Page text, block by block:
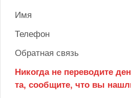
Имя
Телефон
Обратная связь